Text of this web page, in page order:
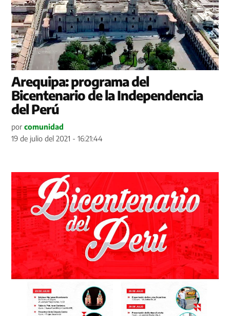
Arequipa: programa del
Bicentenario de la Independencia
del Perú
por comunidad
19 de julio del 2021 - 16:21:44